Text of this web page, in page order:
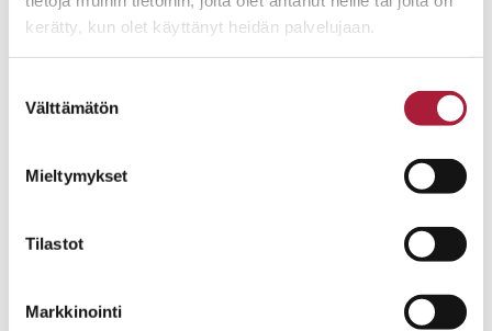
kerätty, kun olet käyttänyt heidän palvelujaan.
valinta
Välttämätön
Mieltymykset
Tilastot
Markkinointi